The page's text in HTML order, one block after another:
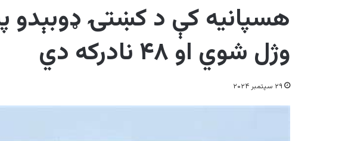
هسپانیه کې د کښتۍ ډوبېدو
وژل شوي او ۴۸ نادرکه دي
۲۹ سپتمبر ۲۰۲۴